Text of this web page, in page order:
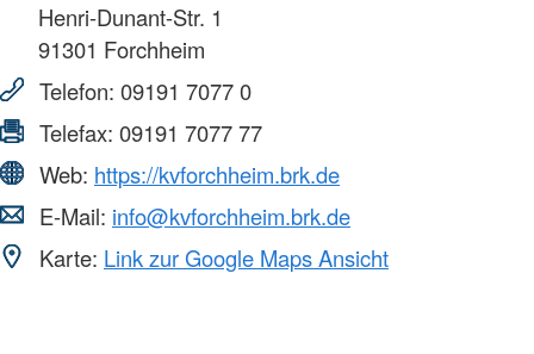
Henri-Dunant-Str. 1
91301 Forchheim
Telefon: 09191 7077 0
Telefax: 09191 7077 77
Web: https://kvforchheim.brk.de
E-Mail: info@kvforchheim.brk.de
Karte: Link zur Google Maps Ansicht